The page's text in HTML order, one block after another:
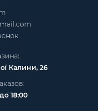
Калини, 26
18:00